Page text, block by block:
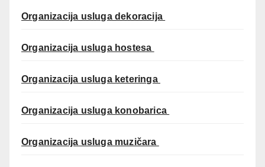
Organizacija usluga dekoracija
Organizacija usluga hostesa
Organizacija usluga keteringa
Organizacija usluga konobarica
Organizacija usluga muzičara